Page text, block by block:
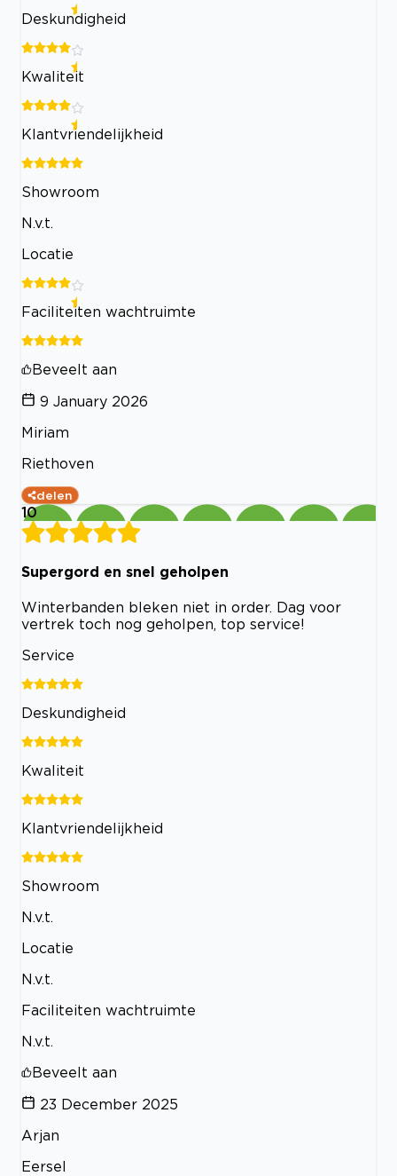
Deskundigheid
Kwaliteit
Klantvriendelijkheid
Showroom
N.v.t.
Locatie
Faciliteiten wachtruimte
Beveelt aan
9 January 2026
Miriam
Riethoven
delen
10
Supergord en snel geholpen
Winterbanden bleken niet in order. Dag voor
vertrek toch nog geholpen, top service!
Service
Deskundigheid
Kwaliteit
Klantvriendelijkheid
Showroom
N.v.t.
Locatie
N.v.t.
Faciliteiten wachtruimte
N.v.t.
Beveelt aan
23 December 2025
Arjan
Eersel